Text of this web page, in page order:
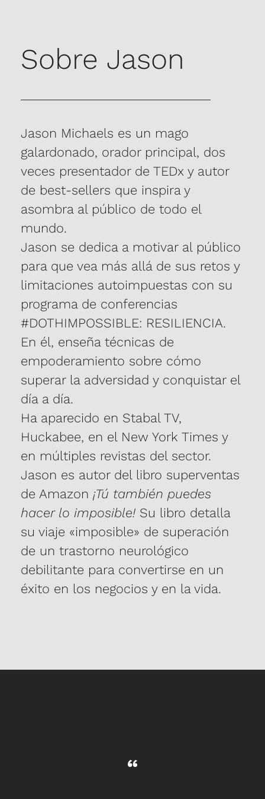
ganando premios internacionales de
magia.
resultaría imposible convertirse en
mago profesional consumado que ha
actuado para cientos de miles de
personas en treinta países distintos.
Aunque Jason sigue viviendo con los tics,
sacudidas y vocalizaciones incontrolables
del síndrome de Tourette, NO se trata de
una historia trágica.
Haciendo uso de sus habilidades como
mago y cómico, Jason ofrece un
poderoso programa sobre RESILIENCIA
que enseña sus cinco técnicas de
resiliencia más eficaces, todo ello
mientras atrae a su público con su
inspiradora historia única en su género,
sus reveladoras ideas y asombrosas
demostraciones que ilustran y enseñan
sus estrategias de resiliencia que cambian
la vida.
Inmediatamente después de aprender las
estrategias de resiliencia de Jason, tu
gente estará capacitada para superar
mejor los retos de la vida y prosperar en
estos tiempos de incertidumbre.
Sobre Jason
Jason Michaels es un mago
galardonado, orador principal, dos
veces presentador de TEDx y autor
de best-sellers que inspira y
asombra al público de todo el
mundo.
Jason se dedica a motivar al público
para que vea más allá de sus retos y
limitaciones autoimpuestas con su
programa de conferencias
#DOTHIMPOSSIBLE: RESILIENCIA.
En él, enseña técnicas de
empoderamiento sobre cómo
superar la adversidad y conquistar el
día a día.
Ha aparecido en Stabal TV,
Huckabee, en el New York Times y
en múltiples revistas del sector.
Jason es autor del libro superventas
de Amazon ¡Tú también puedes
hacer lo imposible! Su libro detalla
su viaje «imposible» de superación
de un trastorno neurológico
debilitante para convertirse en un
éxito en los negocios y en la vida.